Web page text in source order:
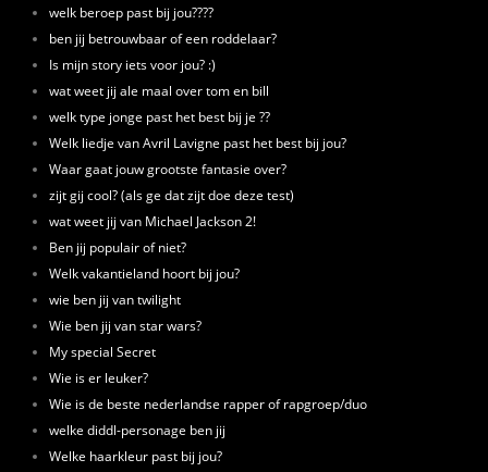
welk beroep past bij jou????
ben jij betrouwbaar of een roddelaar?
Is mijn story iets voor jou? :)
wat weet jij ale maal over tom en bill
welk type jonge past het best bij je ??
Welk liedje van Avril Lavigne past het best bij jou?
Waar gaat jouw grootste fantasie over?
zijt gij cool? (als ge dat zijt doe deze test)
wat weet jij van Michael Jackson 2!
Ben jij populair of niet?
Welk vakantieland hoort bij jou?
wie ben jij van twilight
Wie ben jij van star wars?
My special Secret
Wie is er leuker?
Wie is de beste nederlandse rapper of rapgroep/duo
welke diddl-personage ben jij
Welke haarkleur past bij jou?